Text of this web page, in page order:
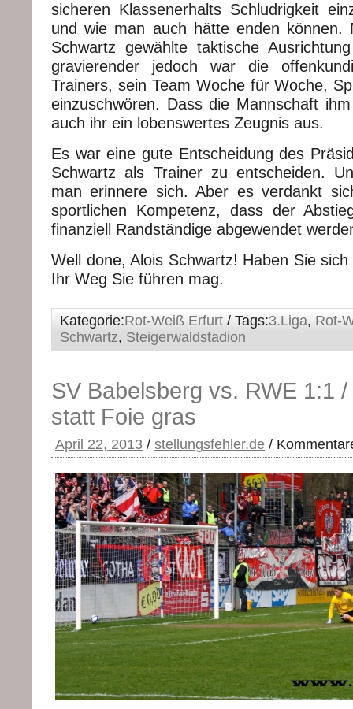
sicheren Klassenerhalts Schludrigkeit
und wie man auch hätte enden können.
Schwartz gewählte taktische
gravierender jedoch war die
Trainers, sein Team Woche für Woche,
einzuschwören. Dass die Mannschaft
auch ihr ein lobenswertes Zeugnis aus.
Es war eine gute Entscheidung des
Schwartz als Trainer zu entscheiden.
man erinnere sich. Aber es verdankt
sportlichen Kompetenz, dass der
finanziell Randständige abgewendet
Well done, Alois Schwartz! Haben Sie
Ihr Weg Sie führen mag.
Kategorie:Rot-Weiß Erfurt / Tags:3.Liga, Rot-
Schwartz, Steigerwaldstadion
SV Babelsberg vs. RWE 1:1
statt Foie gras
April 22, 2013 / stellungsfehler.de /